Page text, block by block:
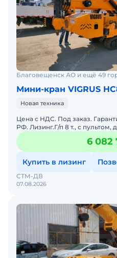
Благовещенск АО и ещё 49
Мини-кран VIGRUS
Новая техника
Цена с НДС. Под заказ.
РФ. Лизинг.Г/п 8 т., с пультом,
ВМасса:7 050 кгМакс. высота
6 082
Купить в лизинг
07.08.2026
СТМ-ДВ